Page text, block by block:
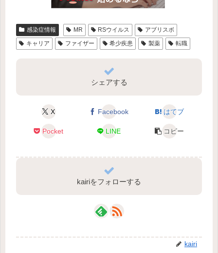
感染症情報 MR RSウイルス
アブリスボ
キャリア
ファイザー 希少疾患 製薬 転職
シェアする
X Facebook はてブ
Pocket LINE コピー
kairiをフォローする
kairi